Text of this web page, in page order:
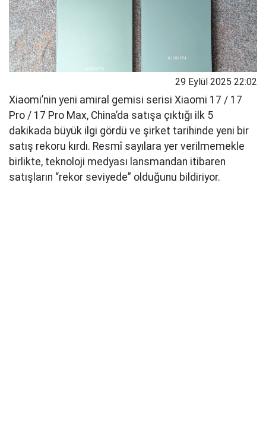
29 Eylül 2025 22:02
Xiaomi’nin yeni amiral gemisi serisi Xiaomi 17 / 17
Pro / 17 Pro Max, China’da satışa çıktığı ilk 5
dakikada büyük ilgi gördü ve şirket tarihinde yeni bir
satış rekoru kırdı. Resmî sayılara yer verilmemekle
birlikte, teknoloji medyası lansmandan itibaren
satışların “rekor seviyede” olduğunu bildiriyor.